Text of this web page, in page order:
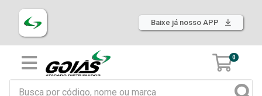
Baixe já nosso APP
0